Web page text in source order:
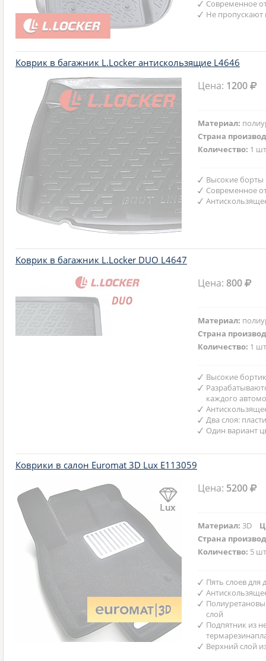
Современное
Не пропускают
Коврик в багажник L.Locker антискользящие L4646
Цена: 1200
Материал:
Страна
Количество: 1
Высокие борты
Современное
Коврик в багажник L.Locker DUO L4647
Цена:800
Материал:
Страна
Количество: 1
Высокие
каждого
Два слоя:
Один вариант
Коврики в салон Euromat 3D Lux E113059
Цена: 5200
Материал:3D
Страна
Количество: 5
Пять слоев
слой
Подпятник из
Верхний слой